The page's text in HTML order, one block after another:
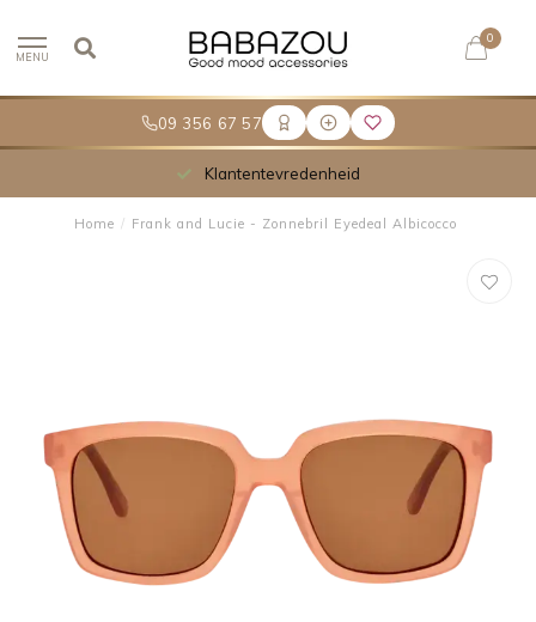
09 356 67 57
MENU
0
Klantentevredenheid
Home / Frank and Lucie - Zonnebril Eyedeal Albicocco